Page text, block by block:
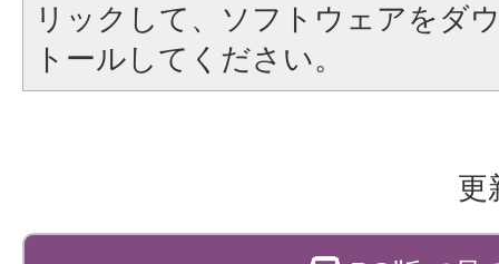
リックして、ソフトウェアをダ
トールしてください。
更